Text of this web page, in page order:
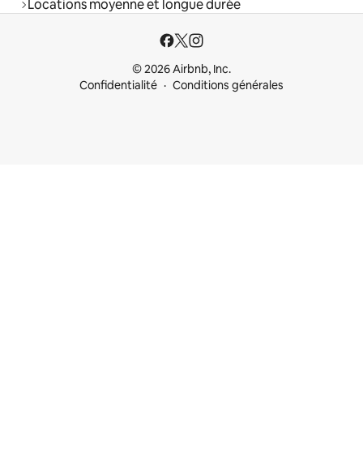
Locations moyenne et longue durée
© 2026 Airbnb, Inc.
Confidentialité
Conditions générales